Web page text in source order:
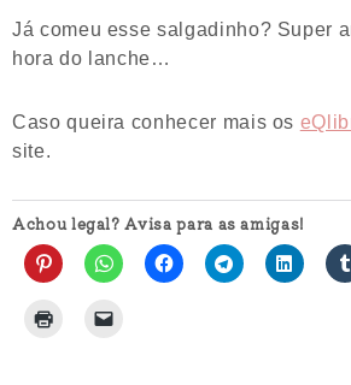
Já comeu esse salgadinho? Super
hora do lanche…
Caso queira conhecer mais os
site.
Achou legal? Avisa para as amigas!